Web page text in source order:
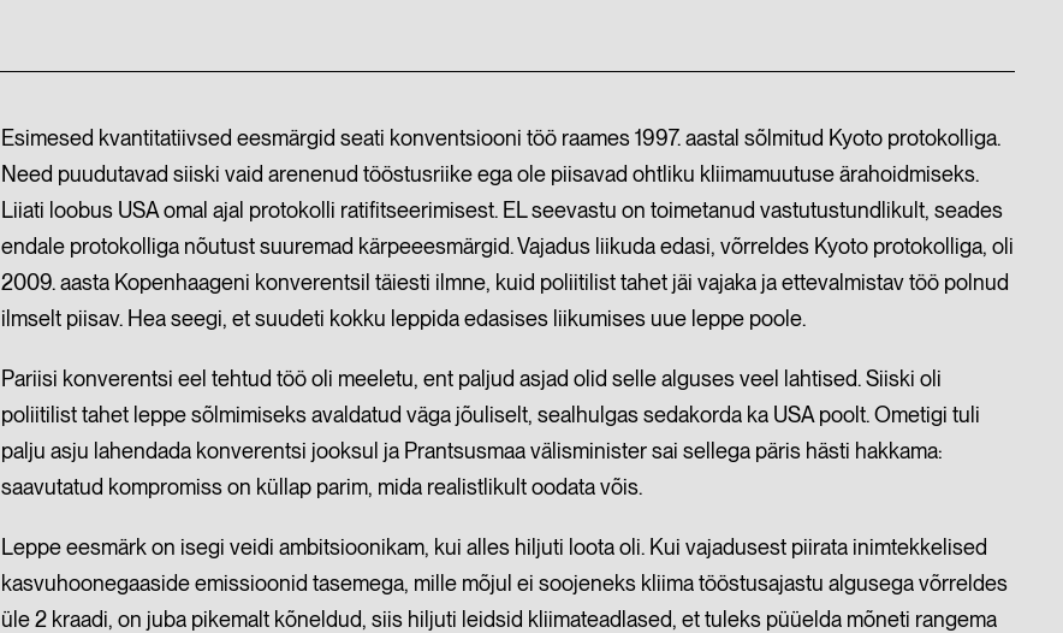
Esimesed kvantitatiivsed eesmärgid seati konventsiooni töö raames 1997. aastal sõlmitud Kyoto protokolliga.
Need puudutavad siiski vaid arenenud tööstusriike ega ole piisavad ohtliku kliimamuutuse ärahoidmiseks.
Liiati loobus USA omal ajal protokolli ratifitseerimisest. EL seevastu on toimetanud vastutustundlikult, seades
endale protokolliga nõutust suuremad kärpeeesmärgid. Vajadus liikuda edasi, võrreldes Kyoto protokolliga, oli
2009. aasta Kopenhaageni konverentsil täiesti ilmne, kuid poliitilist tahet jäi vajaka ja ettevalmistav töö polnud
ilmselt piisav. Hea seegi, et suudeti kokku leppida edasises liikumises uue leppe poole.
Pariisi konverentsi eel tehtud töö oli meeletu, ent paljud asjad olid selle alguses veel lahtised. Siiski oli
poliitilist tahet leppe sõlmimiseks avaldatud väga jõuliselt, sealhulgas sedakorda ka USA poolt. Ometigi tuli
palju asju lahendada konverentsi jooksul ja Prantsusmaa välisminister sai sellega päris hästi hakkama:
saavutatud kompromiss on küllap parim, mida realistlikult oodata võis.
Leppe eesmärk on isegi veidi ambitsioonikam, kui alles hiljuti loota oli. Kui vajadusest piirata inimtekkelised
kasvuhoonegaaside emissioonid tasemega, mille mõjul ei soojeneks kliima tööstusajastu algusega võrreldes
üle 2 kraadi, on juba pikemalt kõneldud, siis hiljuti leidsid kliimateadlased, et tuleks püüelda mõneti rangema